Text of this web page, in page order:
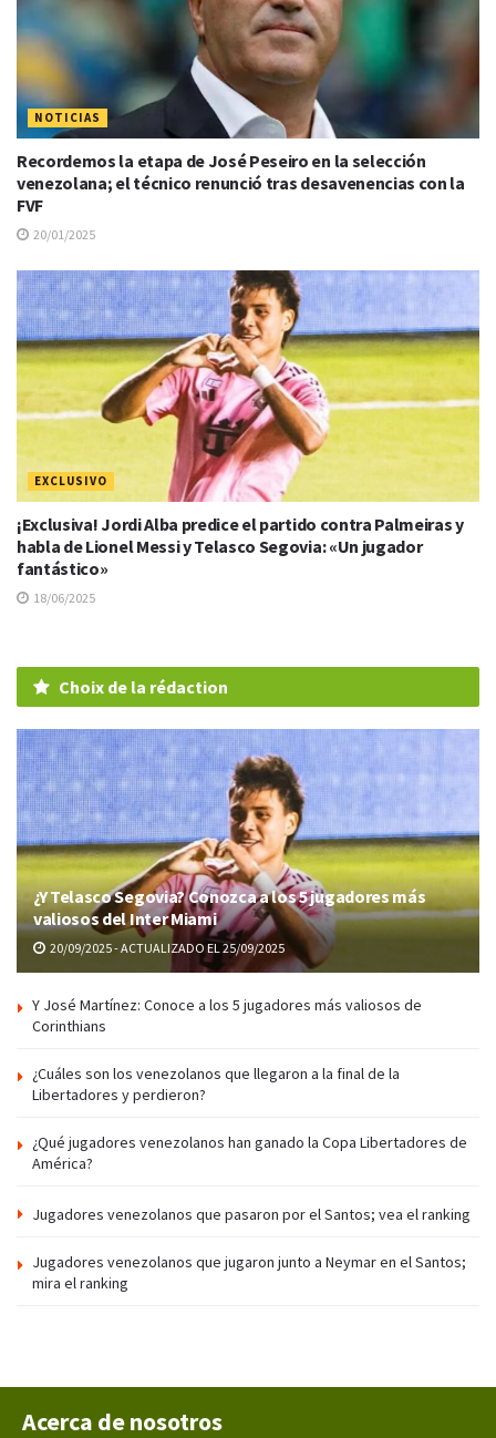
NOTICIAS
Recordemos la etapa de José Peseiro en la selección
venezolana; el técnico renunció tras desavenencias con la
FVF
20/01/2025
EXCLUSIVO
¡Exclusiva! Jordi Alba predice el partido contra Palmeiras y
habla de Lionel Messi y Telasco Segovia: «Un jugador
fantástico»
18/06/2025
Choix de la rédaction
¿Y Telasco Segovia? Conozca a los 5 jugadores más
valiosos del Inter Miami
20/09/2025 - ACTUALIZADO EL 25/09/2025
Y José Martínez: Conoce a los 5 jugadores más valiosos de
Corinthians
¿Cuáles son los venezolanos que llegaron a la final de la
Libertadores y perdieron?
¿Qué jugadores venezolanos han ganado la Copa Libertadores de
América?
Jugadores venezolanos que pasaron por el Santos; vea el ranking
Jugadores venezolanos que jugaron junto a Neymar en el Santos;
mira el ranking
Acerca de nosotros